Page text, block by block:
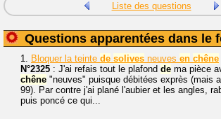
Liste des questions
Questions apparentées dans le
1. Bloquer la teinte de solives neuves en chêne
N°2325 : J'ai refais tout le plafond de ma pièce
chêne "neuves" puisque débitées exprès (mais
99). Par contre j'ai plané l'aubier et les angles,
puis poncé ce qui...